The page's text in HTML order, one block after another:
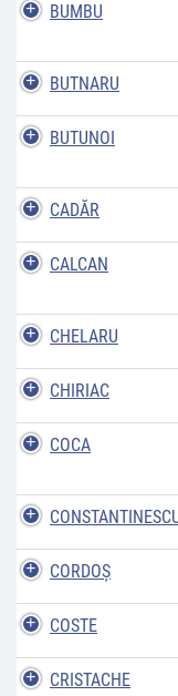
BUMBU
BUTNARU
BUTUNOI
CADĂR
CALCAN
CHELARU
CHIRIAC
COCA
CORDOŞ
COSTE
CRISTACHE